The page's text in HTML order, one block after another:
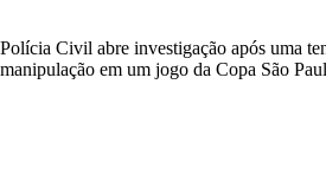
Polícia Civil abre investigação após uma
manipulação em um jogo da Copa São